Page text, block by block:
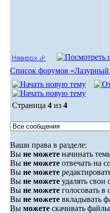
Наверх ⮵
Список форумов «Лазурный
Страница 4 из 4
Ваши права в разделе:
Вы не можете начинать
Вы не можете отвечать на
Вы не можете
Вы не можете удалять свои
Вы не можете голосовать в
Вы не можете вкладывать
Вы можете скачивать файлы